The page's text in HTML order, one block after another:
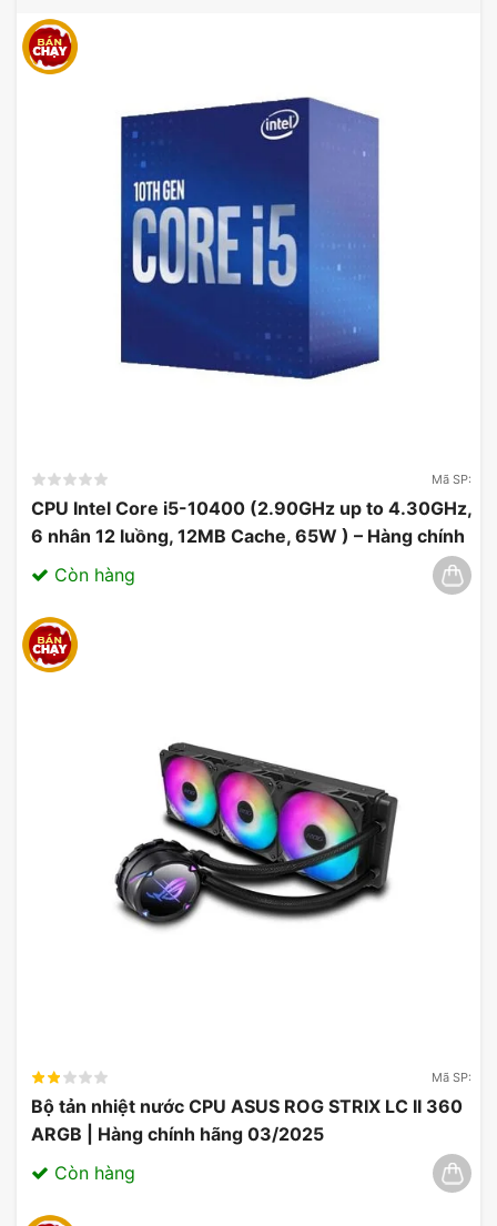
Mã SP:
CPU Intel Core i5-10400 (2.90GHz up to 4.30GHz,
6 nhân 12 luồng, 12MB Cache, 65W ) – Hàng chính
hãng 03/2025
Còn hàng
Mã SP:
Bộ tản nhiệt nước CPU ASUS ROG STRIX LC II 360
ARGB | Hàng chính hãng 03/2025
Còn hàng